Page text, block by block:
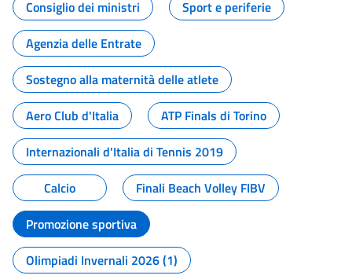
Consiglio dei ministri
Sport e periferie
Agenzia delle Entrate
Sostegno alla maternità delle atlete
Aero Club d'Italia
ATP Finals di Torino
Internazionali d'Italia di Tennis 2019
Calcio
Finali Beach Volley FIBV
Promozione sportiva
Olimpiadi Invernali 2026 (1)